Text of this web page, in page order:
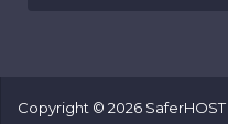
Copyright © 2026